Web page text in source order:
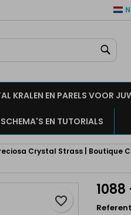
KRALEN EN PARELS VOOR
SCHEMA'S EN TUTORIALS
Crystal Strass | Boutique
favorite_border
uw verlanglijst op te slaan.
Annuleren